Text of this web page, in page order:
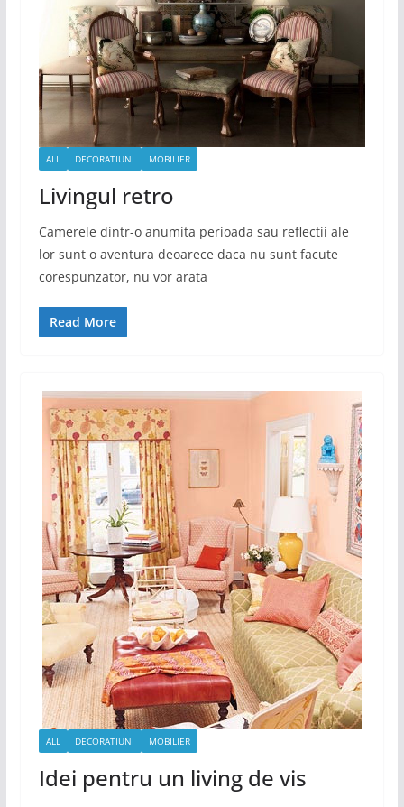
ALL DECORATIUNI MOBILIER
Livingul retro
Camerele dintr-o anumita perioada sau reflectii ale
lor sunt o aventura deoarece daca nu sunt facute
corespunzator, nu vor arata
Read More
ALL DECORATIUNI MOBILIER
Idei pentru un living de vis